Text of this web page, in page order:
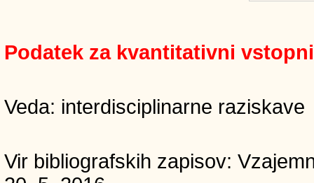
Podatek za kvantitativni
Veda: interdisciplinarne raziskave
Vir bibliografskih zapisov: